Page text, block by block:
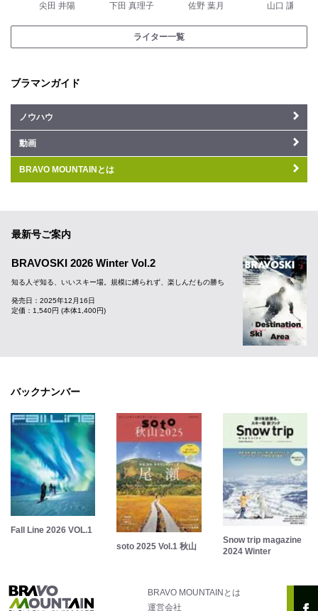
尖田 井陽 下田 真理子 佐野 葉月 山口 謙
ライター一覧
ブラマンガイド
ノウハウ
動画
BRAVO MOUNTAINとは
最新号ご案内
BRAVOSKI 2026 Winter Vol.2
知る人ぞ知る、いいスキー場。規模に縛られず、楽しんだもの勝ち
発売日：2025年12月16日
定価：1,540円 (本体1,400円)
バックナンバー
Fall Line 2026 VOL.1
soto 2025 Vol.1 秋山
Snow trip magazine
2024 Winter
BRAVO MOUNTAINとは
運営会社